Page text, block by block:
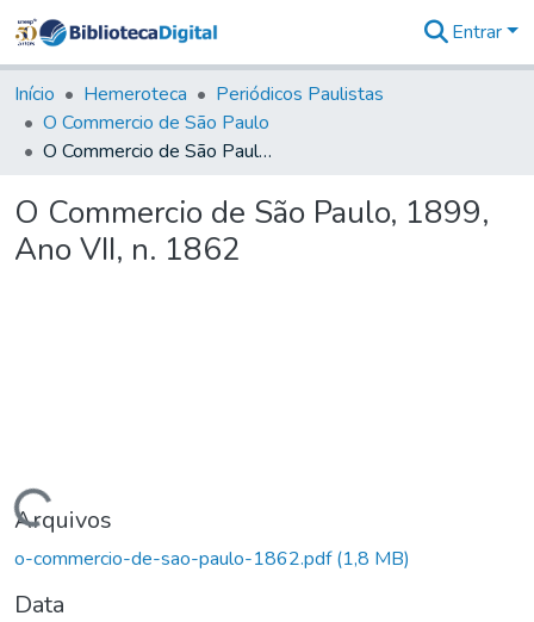
&
Coleções
Tudo na
Biblioteca
Estatísticas
Entrar
Início Hemeroteca
Periódicos Paulistas
O Commercio de São Paulo
O Commercio de São Paulo, 1899, Ano VII, n. 1862
O Commercio de São Paulo, 1899,
Ano VII, n. 1862
Carregando...
Arquivos
o-commercio-de-sao-paulo-1862.pdf(1,8 MB)
Data